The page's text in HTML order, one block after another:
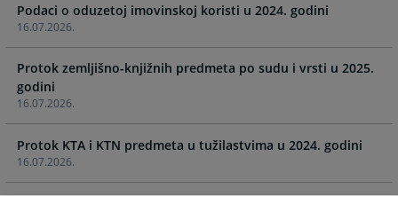
forward
to
interact
with
the
calendar
and
select
a
date.
forward
interact
with
and
select
date.
16.07.2026.
Podaci o oduzetoj imovinskoj koristi u 2024. godini
16.07.2026.
Protok zemljišno-knjižnih predmeta po sudu i vrsti u 2025.
godini
16.07.2026.
Protok KTA i KTN predmeta u tužilastvima u 2024. godini